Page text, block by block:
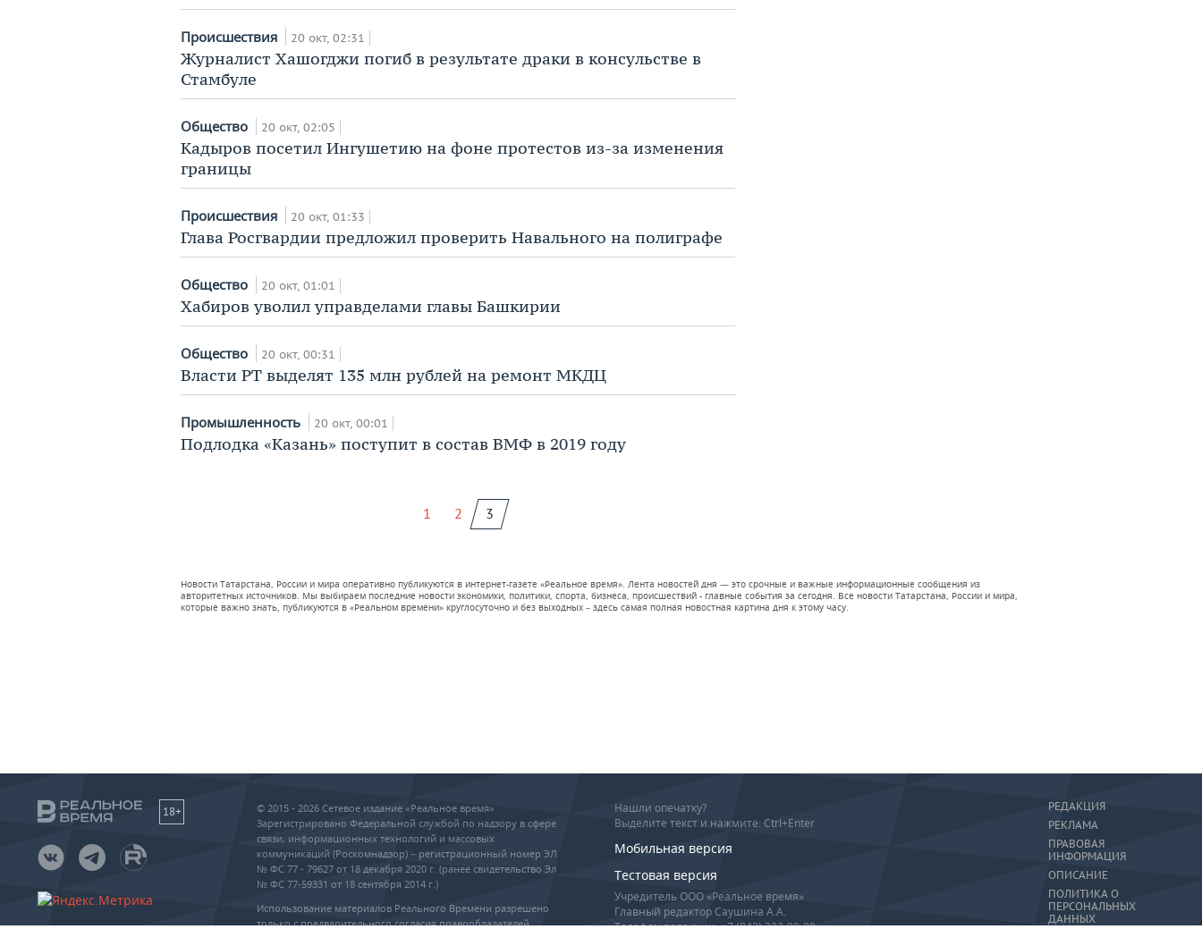
Происшествия 20 окт, 02:31
Журналист Хашогджи погиб в результате драки в консульстве в
Стамбуле
Общество 20 окт, 02:05
Кадыров посетил Ингушетию на фоне протестов из-за изменения
границы
Происшествия 20 окт, 01:33
Глава Росгвардии предложил проверить Навального на полиграфе
Общество 20 окт, 01:01
Хабиров уволил управделами главы Башкирии
Общество 20 окт, 00:31
Власти РТ выделят 135 млн рублей на ремонт МКДЦ
Промышленность 20 окт, 00:01
Подлодка «Казань» поступит в состав ВМФ в 2019 году
1 2 3
Новости Татарстана, России и мира оперативно публикуются в интернет-газете «Реальное время». Лента новостей дня — это срочные и важные информационные сообщения из
авторитетных источников. Мы выбираем последние новости экономики, политики, спорта, бизнеса, происшествий - главные события за сегодня. Все новости Татарстана, России и мира,
которые важно знать, публикуются в «Реальном времени» круглосуточно и без выходных – здесь самая полная новостная картина дня к этому часу.
18+
© 2015 - 2026 Сетевое издание «Реальное время»
Зарегистрировано Федеральной службой по надзору в сфере
связи, информационных технологий и массовых
коммуникаций (Роскомнадзор) – регистрационный номер ЭЛ
№ ФС 77 - 79627 от 18 декабря 2020 г. (ранее свидетельство Эл
№ ФС 77-59331 от 18 сентября 2014 г.)
Использование материалов Реального Времени разрешено
только с предварительного согласия правообладателей,
Нашли опечатку?
Выделите текст и нажмите: Ctrl+Enter
Мобильная версия
Тестовая версия
Учредитель ООО «Реальное время»
Главный редактор Саушина А.А.
Телефон редакции: +7 (843) 222-90-80
РЕДАКЦИЯ
РЕКЛАМА
ПРАВОВАЯ
ИНФОРМАЦИЯ
ОПИСАНИЕ
ПОЛИТИКА О
ПЕРСОНАЛЬНЫХ
ДАННЫХ